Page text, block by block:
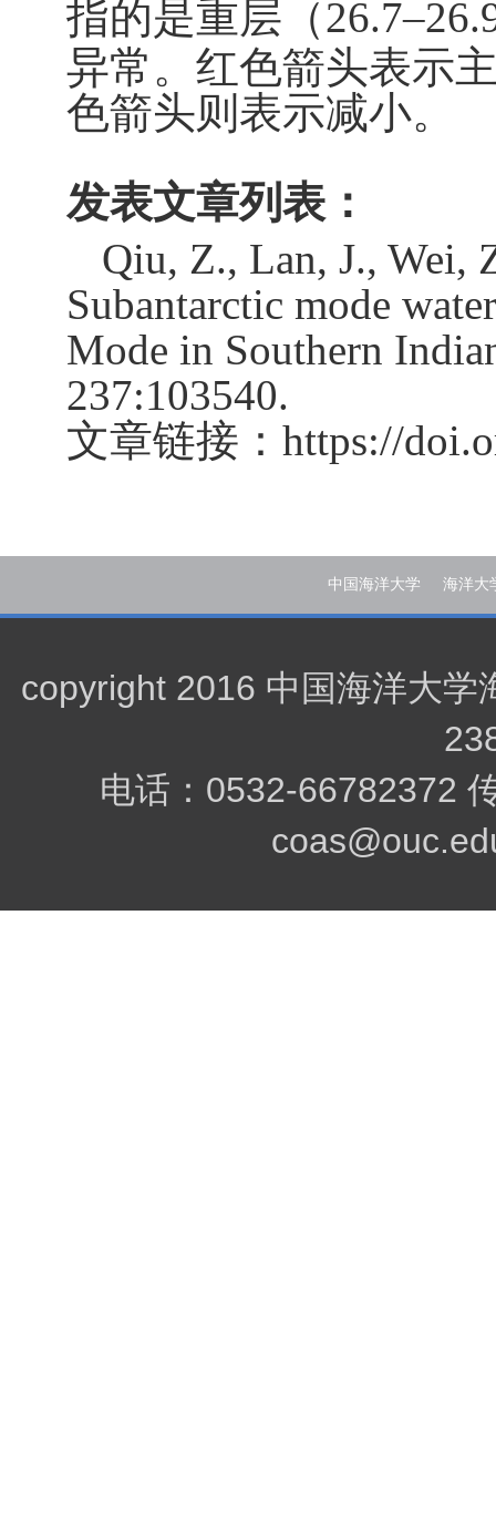
指的是重层（
异常。红色箭头表示
色箭头则表示减小。
发表文章列表：
Qiu, Z., Lan, J., Wei,
Subantarctic mode
Mode in Southern
237:103540.
文章链接： https://
中国海洋大学 海洋大
copyright 2016 中国海洋大学
电话：0532-66782372